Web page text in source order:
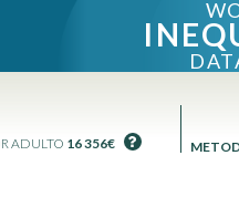
ADULTO 16 356€